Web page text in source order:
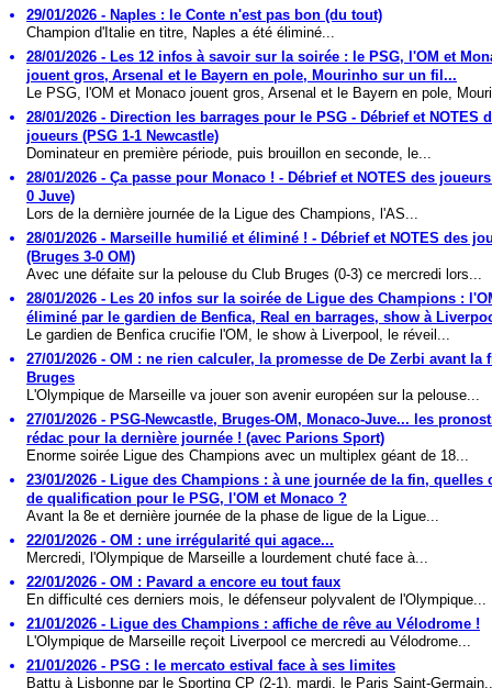
29/01/2026 - Naples : le Conte n'est pas bon (du tout)
Champion d'Italie en titre, Naples a été éliminé...
28/01/2026 - Les 12 infos à savoir sur la soirée : le PSG, l'OM et
jouent gros, Arsenal et le Bayern en pole, Mourinho sur un fil...
Le PSG, l'OM et Monaco jouent gros, Arsenal et le Bayern en pole,
28/01/2026 - Direction les barrages pour le PSG - Débrief et NOTES
joueurs (PSG 1-1 Newcastle)
Dominateur en première période, puis brouillon en seconde, le...
28/01/2026 - Ça passe pour Monaco ! - Débrief et NOTES des
0 Juve)
Lors de la dernière journée de la Ligue des Champions, l'AS...
28/01/2026 - Marseille humilié et éliminé ! - Débrief et NOTES des
(Bruges 3-0 OM)
Avec une défaite sur la pelouse du Club Bruges (0-3) ce mercredi lors...
28/01/2026 - Les 20 infos sur la soirée de Ligue des Champions :
éliminé par le gardien de Benfica, Real en barrages, show à
Le gardien de Benfica crucifie l'OM, le show à Liverpool, le réveil...
27/01/2026 - OM : ne rien calculer, la promesse de De Zerbi avant la
Bruges
L'Olympique de Marseille va jouer son avenir européen sur la pelouse...
27/01/2026 - PSG-Newcastle, Bruges-OM, Monaco-Juve... les
rédac pour la dernière journée ! (avec Parions Sport)
Enorme soirée Ligue des Champions avec un multiplex géant de 18...
23/01/2026 - Ligue des Champions : à une journée de la fin, quelles
de qualification pour le PSG, l'OM et Monaco ?
Avant la 8e et dernière journée de la phase de ligue de la Ligue...
22/01/2026 - OM : une irrégularité qui agace...
Mercredi, l'Olympique de Marseille a lourdement chuté face à...
22/01/2026 - OM : Pavard a encore eu tout faux
En difficulté ces derniers mois, le défenseur polyvalent de l'Olympique...
21/01/2026 - Ligue des Champions : affiche de rêve au Vélodrome !
L'Olympique de Marseille reçoit Liverpool ce mercredi au Vélodrome...
21/01/2026 - PSG : le mercato estival face à ses limites
Battu à Lisbonne par le Sporting CP (2-1), mardi, le Paris Saint-